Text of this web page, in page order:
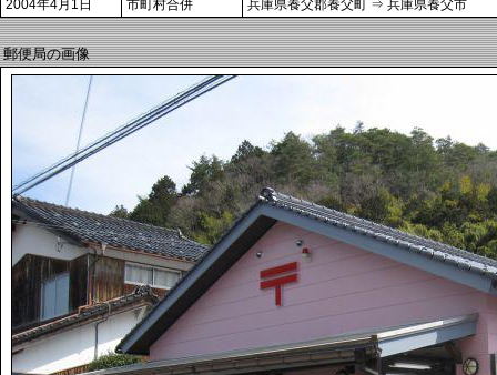
2004年4月1日 市町村合併 兵庫県養父郡養父町 ⇒ 兵庫県養父市
郵便局の画像